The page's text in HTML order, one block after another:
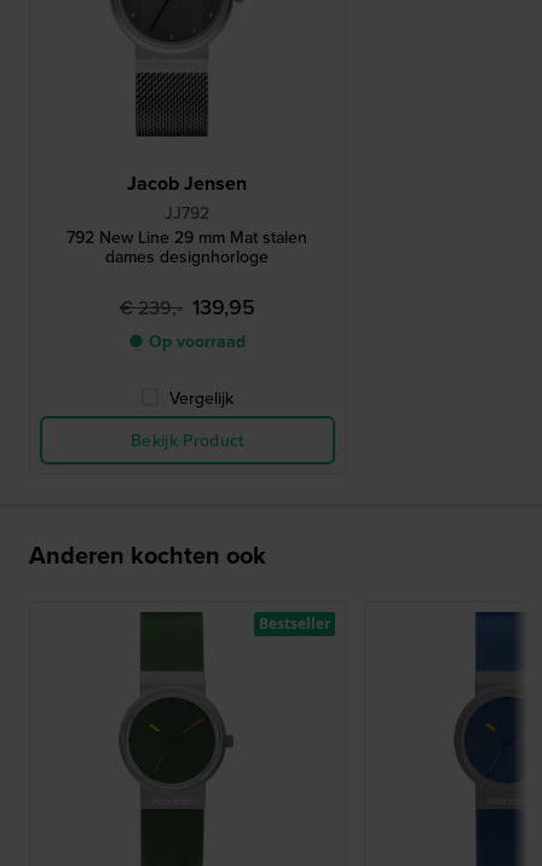
Jacob Jensen
JJ792
792 New Line 29 mm Mat stalen
dames designhorloge
€ 239,- 139,95
● Op voorraad
Vergelijk
Bekijk Product
Anderen kochten ook
Bestseller